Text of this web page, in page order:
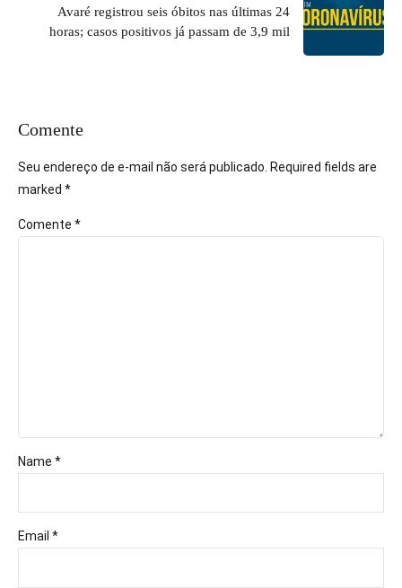
Avaré registrou seis óbitos nas últimas 24
horas; casos positivos já passam de 3,9 mil
Comente
Seu endereço de e-mail não será publicado. Required fields are
marked *
Comente *
Name *
Email *